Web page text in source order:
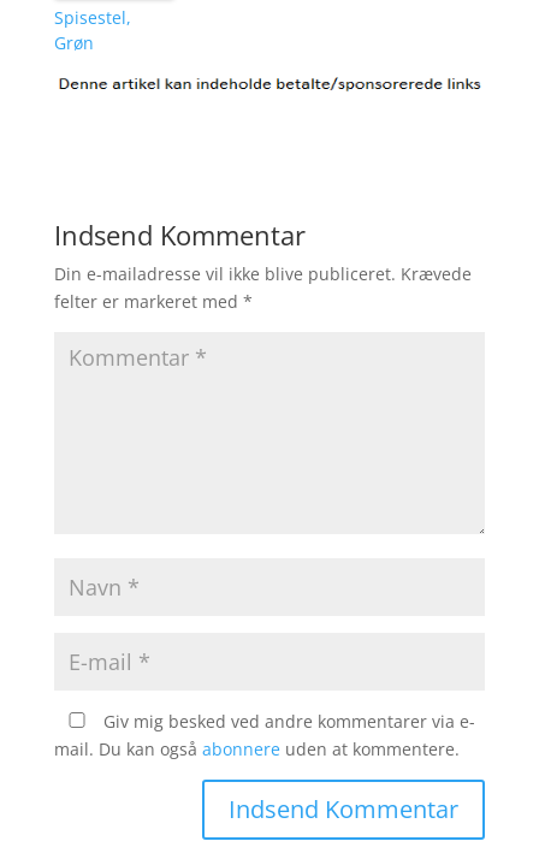
Spisestel,
Grøn
Indsend Kommentar
Din e-mailadresse vil ikke blive publiceret. Krævede
felter er markeret med *
Giv mig besked ved andre kommentarer via e-
mail. Du kan også abonnereuden at kommentere.